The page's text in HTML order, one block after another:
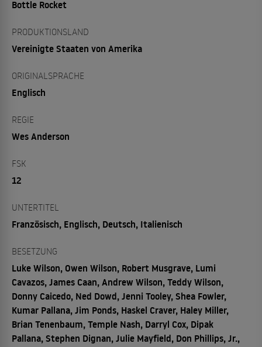
Bottle Rocket
PRODUKTIONSLAND
Vereinigte Staaten von Amerika
ORIGINALSPRACHE
Englisch
REGIE
Wes Anderson
FSK
12
UNTERTITEL
Französisch, Englisch, Deutsch, Italienisch
BESETZUNG
Luke Wilson, Owen Wilson, Robert Musgrave, Lumi
Cavazos, James Caan, Andrew Wilson, Teddy Wilson,
Donny Caicedo, Ned Dowd, Jenni Tooley, Shea Fowler,
Kumar Pallana, Jim Ponds, Haskel Craver, Haley Miller,
Brian Tenenbaum, Temple Nash, Darryl Cox, Dipak
Pallana, Stephen Dignan, Julie Mayfield, Don Phillips, Jr.,